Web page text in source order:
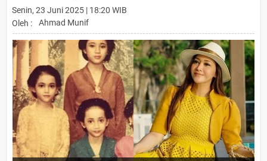
Senin, 23 Juni 2025 | 18:20 WIB
Oleh :
Ahmad Munif